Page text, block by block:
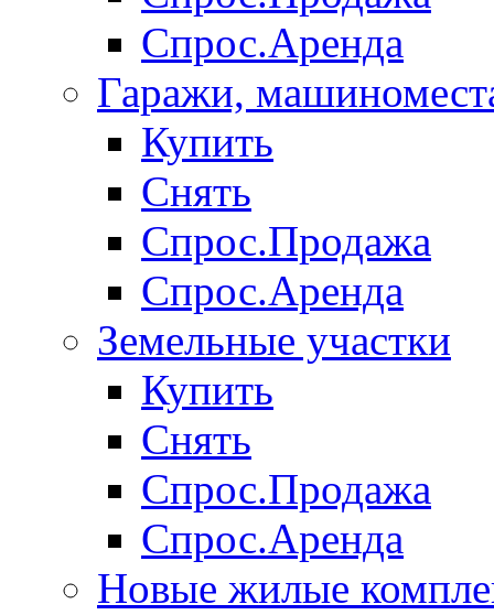
Спрос.Аренда
Гаражи,
Купить
Снять
Спрос.Продажа
Спрос.Аренда
Земельные участки
Купить
Снять
Спрос.Продажа
Спрос.Аренда
Новые жилые